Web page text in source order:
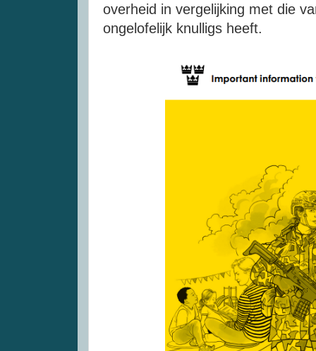
overheid in vergelijking met die
ongelofelijk knulligs heeft.